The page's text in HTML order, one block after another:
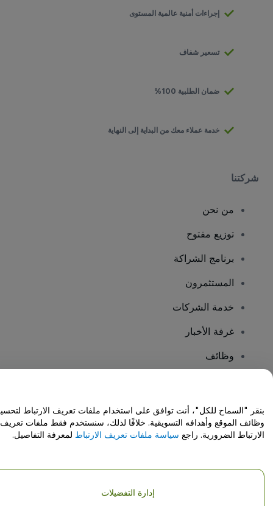
إجراءات أمنية عالمية المستوى
تسعير شفاف
ضمان الطلبية 100%
خدمة عملاء معك من البداية إلى النهاية
شركتنا
من نحن
توزيع مفتوح
برنامج الشراكة
المستثمرون
خدمة الشركات
غرفة الأخبار
وظائف
مركز المساعدة / اتصل بنا
حقوق النشر © شركة فياجوجو المحدودة 2026
تفاصيل الشركة
بنقر "السماح للكل"، أنت توافق على استخدام ملفات تعريف الارتباط
وظائف الموقع وأهدافه التسويقية. خلافًا لذلك، سنستخدم فقط ملفات تعريف
الارتباط الضرورية. راجع سياسة ملفات تعريف الارتباط لمعرفة التفاصيل.
إدارة التفضيلات